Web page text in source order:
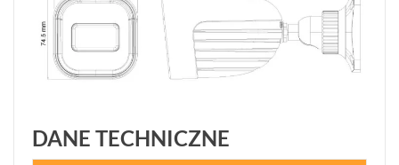
DANE TECHNICZNE